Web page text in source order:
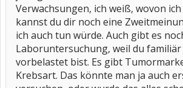
Verwachsungen, ich weiß, wovon ich
kannst du dir noch eine
ich auch tun würde. Auch gibt es
Laboruntersuchung, weil du familiär
vorbelastet bist. Es gibt
Krebsart. Das könnte man ja auch